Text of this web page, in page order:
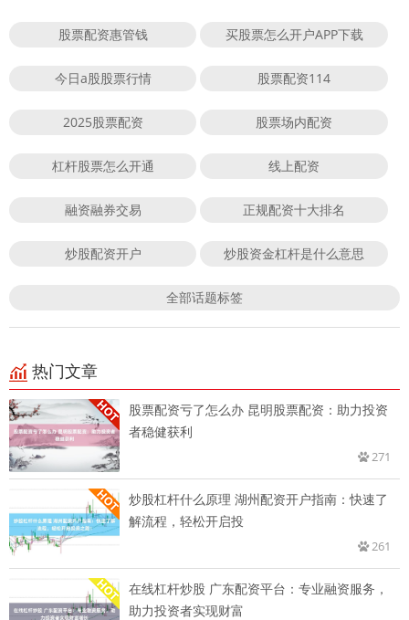
股票配资惠管钱 买股票怎么开户APP下载
今日a股股票行情 股票配资114
2025股票配资 股票场内配资
杠杆股票怎么开通 线上配资
融资融券交易 正规配资十大排名
炒股配资开户 炒股资金杠杆是什么意思
全部话题标签
热门文章
股票配资亏了怎么办 昆明股票配资：助力投资
者稳健获利
271
炒股杠杆什么原理 湖州配资开户指南：快速了
解流程，轻松开启投
261
在线杠杆炒股 广东配资平台：专业融资服务，
助力投资者实现财富